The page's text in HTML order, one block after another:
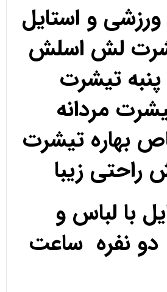
و استایل
لش اسلش
تیشرت
مردانه
بهاره تیشرت
راحتی زیبا
با لباس و
نفره ساعت